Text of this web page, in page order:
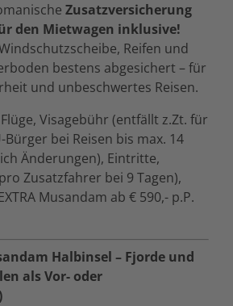
Zusatzversicherung
den Mietwagen inklusive!
Reifen und
bestens abgesichert – für
und unbeschwertes Reisen.
Flüge, Visagebühr (entfällt z.Zt. für
Bürger bei Reisen bis max. 14
Änderungen), Eintritte,
Zusatzfahrer bei 9 Tagen),
Musandam ab € 590,- p.P.
Halbinsel – Fjorde und
als Vor- oder